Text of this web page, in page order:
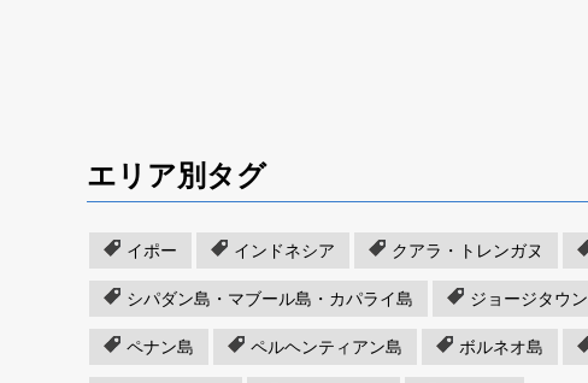
エリア別タグ
イポー インドネシア クアラ・トレンガヌ
シパダン島・マブール島・カパライ島 ジョージタウン
ペナン島 ペルヘンティアン島 ボルネオ島